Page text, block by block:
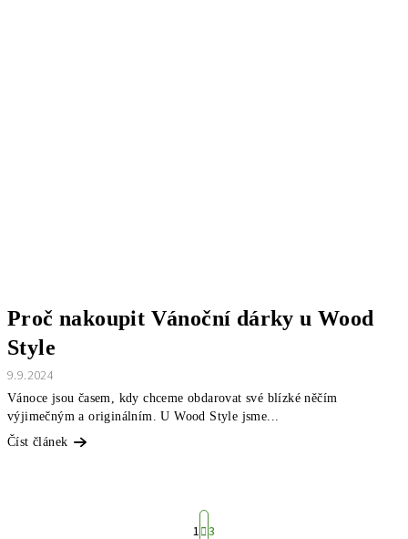
Proč nakoupit Vánoční dárky u Wood
Style
9.9.2024
Vánoce jsou časem, kdy chceme obdarovat své blízké něčím
výjimečným a originálním. U Wood Style jsme...
Číst článek
S
1 3